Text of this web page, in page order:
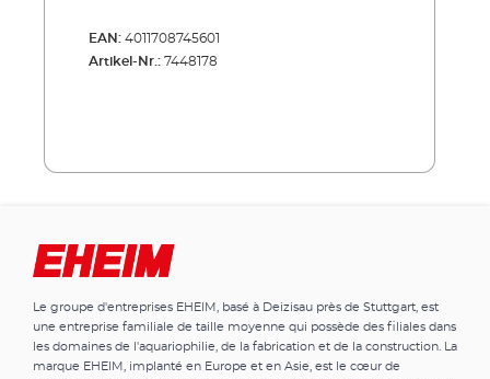
complètement pour entretien et
maintenance (rabattable) Eclairage LED
EAN: 4011708745601
Artikel-Nr.: 7448178
Le groupe d'entreprises EHEIM, basé à Deizisau près de Stuttgart, est
une entreprise familiale de taille moyenne qui possède des filiales dans
les domaines de l'aquariophilie, de la fabrication et de la construction. La
marque EHEIM, implanté en Europe et en Asie, est le cœur de